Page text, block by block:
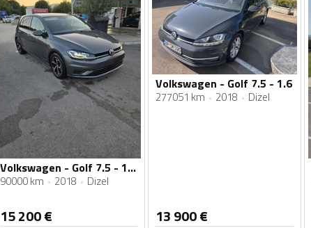
Volkswagen - Golf 7.5 - 1.6 TDI
90000 km 2018 Dizel
15 200€
Volkswagen - Golf 7.5 - 1.6
277051 km 2018 Dizel
13 900€